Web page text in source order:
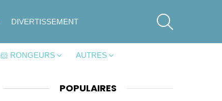
DIVERTISSEMENT
🐹 RONGEURS AUTRES
POPULAIRES